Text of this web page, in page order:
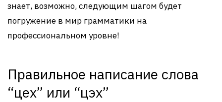
знает, возможно, следующим шагом будет
погружение в мир грамматики на
профессиональном уровне!
Правильное написание слова
“цех” или “цэх”